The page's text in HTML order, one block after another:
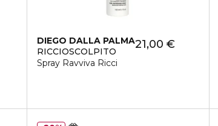
DIEGO DALLA PALMA
RICCIOSCOLPITO
Spray Ravviva Ricci
21,00 €